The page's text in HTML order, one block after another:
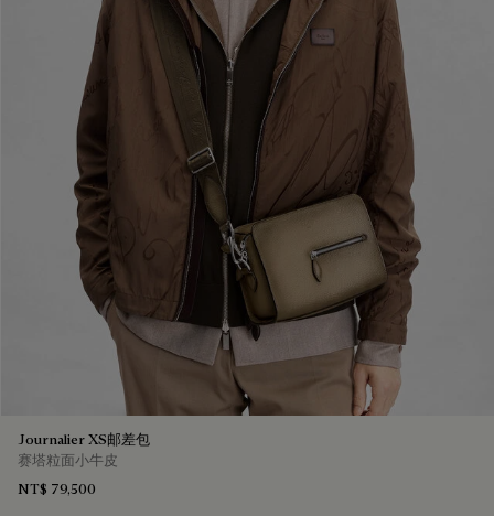
Journalier XS邮差包
赛塔粒面小牛皮
NT$ 79,500